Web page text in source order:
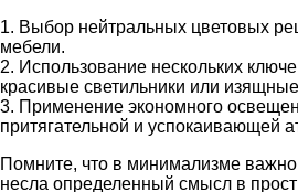
1. Выбор нейтральных цветовых
мебели.
2. Использование нескольких
красивые светильники или
3. Применение экономного
притягательной и успокаивающей
Помните, что в минимализме
несла определенный смысл в